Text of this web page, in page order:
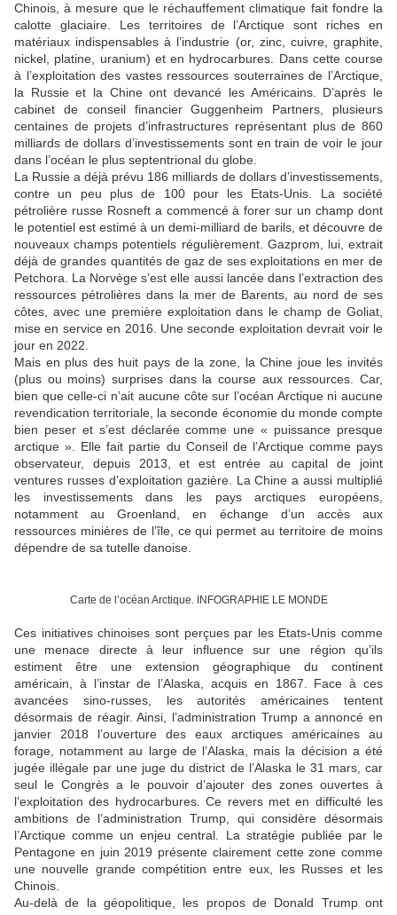
Chinois, à mesure que le réchauffement climatique fait fondre la
calotte glaciaire. Les territoires de l’Arctique sont riches en
matériaux indispensables à l’industrie (or, zinc, cuivre, graphite,
nickel, platine, uranium) et en hydrocarbures. Dans cette course
à l’exploitation des vastes ressources souterraines de l’Arctique,
la Russie et la Chine ont devancé les Américains. D’après le
cabinet de conseil financier Guggenheim Partners, plusieurs
centaines de projets d’infrastructures représentant plus de 860
milliards de dollars d’investissements sont en train de voir le jour
dans l’océan le plus septentrional du globe.
La Russie a déjà prévu 186 milliards de dollars d’investissements,
contre un peu plus de 100 pour les Etats-Unis. La société
pétrolière russe Rosneft a commencé à forer sur un champ dont
le potentiel est estimé à un demi-milliard de barils, et découvre de
nouveaux champs potentiels régulièrement. Gazprom, lui, extrait
déjà de grandes quantités de gaz de ses exploitations en mer de
Petchora. La Norvège s’est elle aussi lancée dans l’extraction des
ressources pétrolières dans la mer de Barents, au nord de ses
côtes, avec une première exploitation dans le champ de Goliat,
mise en service en 2016. Une seconde exploitation devrait voir le
jour en 2022.
Mais en plus des huit pays de la zone, la Chine joue les invités
(plus ou moins) surprises dans la course aux ressources. Car,
bien que celle-ci n’ait aucune côte sur l’océan Arctique ni aucune
revendication territoriale, la seconde économie du monde compte
bien peser et s’est déclarée comme une « puissance presque
arctique ». Elle fait partie du Conseil de l’Arctique comme pays
observateur, depuis 2013, et est entrée au capital de joint
ventures russes d’exploitation gazière. La Chine a aussi multiplié
les investissements dans les pays arctiques européens,
notamment au Groenland, en échange d’un accès aux
ressources minières de l’île, ce qui permet au territoire de moins
dépendre de sa tutelle danoise.
Carte de l’océan Arctique. INFOGRAPHIE LE MONDE
Ces initiatives chinoises sont perçues par les Etats-Unis comme
une menace directe à leur influence sur une région qu’ils
estiment être une extension géographique du continent
américain, à l’instar de l’Alaska, acquis en 1867. Face à ces
avancées sino-russes, les autorités américaines tentent
désormais de réagir. Ainsi, l’administration Trump a annoncé en
janvier 2018 l’ouverture des eaux arctiques américaines au
forage, notamment au large de l’Alaska, mais la décision a été
jugée illégale par une juge du district de l’Alaska le 31 mars, car
seul le Congrès a le pouvoir d’ajouter des zones ouvertes à
l’exploitation des hydrocarbures. Ce revers met en difficulté les
ambitions de l’administration Trump, qui considère désormais
l’Arctique comme un enjeu central. La stratégie publiée par le
Pentagone en juin 2019 présente clairement cette zone comme
une nouvelle grande compétition entre eux, les Russes et les
Chinois.
Au-delà de la géopolitique, les propos de Donald Trump ont